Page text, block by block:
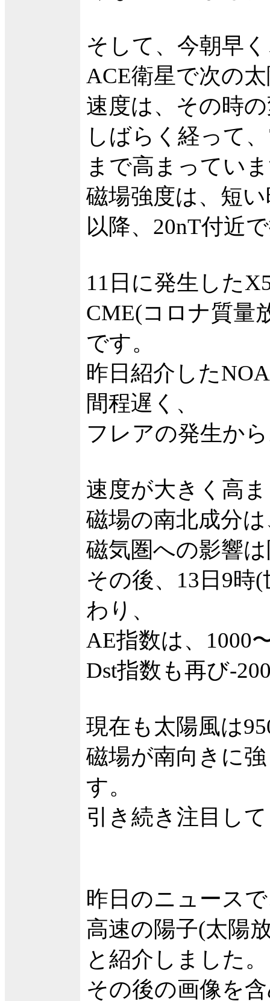
そして、今朝早
ACE衛星で次の
速度は、その時
しばらく経って
まで高まってい
磁場強度は、短
以降、20nT付近
11日に発生した
CME(コロナ質量
です。
昨日紹介した
間程遅く、
フレアの発生か
速度が大きく高
磁場の南北成分
磁気圏への影響
その後、13日9時
わり、
AE指数は、1000
Dst指数も再び-
現在も太陽風は
磁場が南向きに
す。
引き続き注目し
昨日のニュース
高速の陽子(太陽
と紹介しました。
その後の画像を